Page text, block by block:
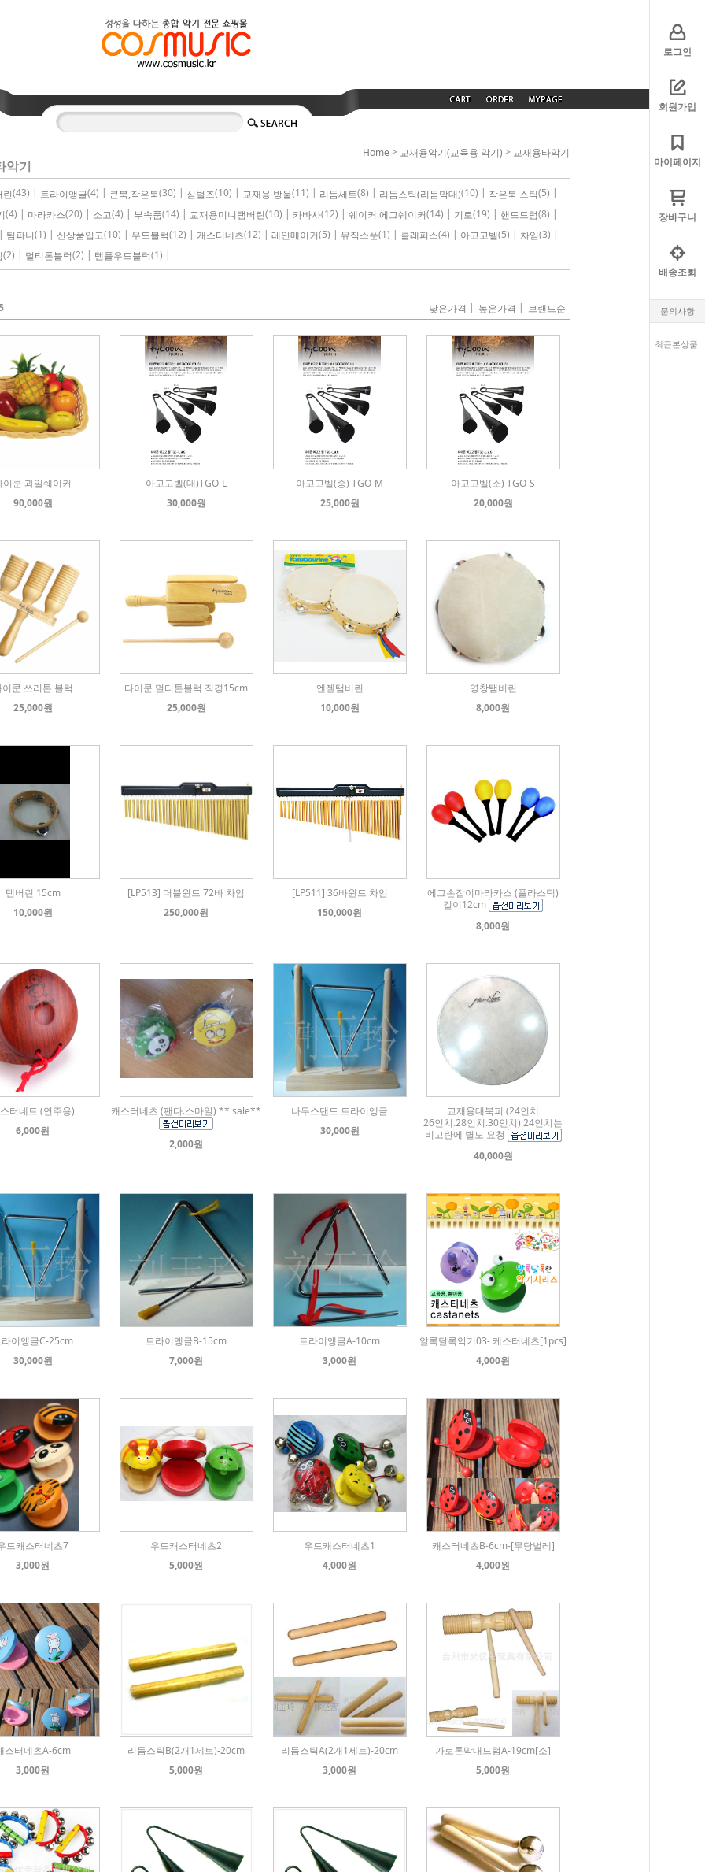
로그인
회원가입
마이페이지
장바구니
배송조회
문의사항
최근본상품
Home > 교재용악기(교육용 악기) > 교재용타악기
악기
(43) | 트라이앵글(4) | 큰북,작은북(30) | 심벌즈(10) | 교재용 방울(11) | 리듬세트(8) | 리듬스틱(리듬막대)(10) | 작은북 스틱(5) |
(4) | 마라카스(20) | 소고(4) | 부속품(14) | 교재용미니탬버린(10) | 카바사(12) | 쉐이커.에그쉐이커(14) | 기로(19) | 핸드드럼(8) |
팀파니(1) | 신상품입고(10) | 우드블럭(12) | 캐스터네츠(12) | 레인메이커(5) | 뮤직스푼(1) | 클레퍼스(4) | 아고고벨(5) | 차임(3) |
(2) | 멀티톤블럭(2) | 템플우드블럭(1) |
낮은가격 | 높은가격 | 브랜드순
이쿤 과일쉐이커
90,000원
아고고벨(대)TGO-L
30,000원
아고고벨(중) TGO-M
25,000원
아고고벨(소) TGO-S
20,000원
쿤 쓰리톤 블럭
25,000원
타이쿤 멀티톤블럭 직경15cm
25,000원
엔젤탬버린
10,000원
영창탬버린
8,000원
탬버린 15cm
10,000원
[LP513] 더블윈드 72바 차임
250,000원
[LP511] 36바윈드 차임
150,000원
에그손잡이마라카스 (플라스틱)
길이12cm
8,000원
터네트 (연주용)
6,000원
캐스터네츠 (팬다.스마일) ** sale**
2,000원
나무스탠드 트라이앵글
30,000원
교재용대북피 (24인치
26인치.28인치.30인치) 24인치는
비고란에 별도 요청
40,000원
이앵글C-25cm
30,000원
트라이앵글B-15cm
7,000원
트라이앵글A-10cm
3,000원
알록달록악기03- 케스터네츠[1pcs]
4,000원
드캐스터네츠7
3,000원
우드캐스터네츠2
5,000원
우드캐스터네츠1
4,000원
캐스터네츠B-6cm-[무당벌레]
4,000원
스터네츠A-6cm
3,000원
리듬스틱B(2개1세트)-20cm
5,000원
리듬스틱A(2개1세트)-20cm
3,000원
가로톤막대드럼A-19cm[소]
5,000원